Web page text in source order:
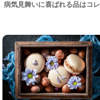
病気見舞いに喜ばれる品はコレ